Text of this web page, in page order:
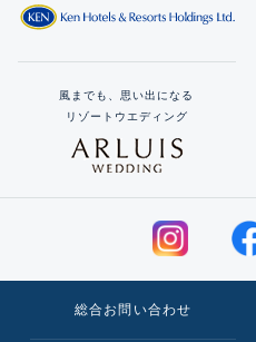
風までも、思い出になる
リゾートウエディング
総合お問い合わせ